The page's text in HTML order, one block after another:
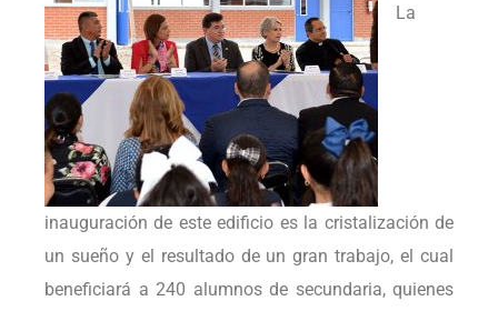
La
inauguración de este edificio es la cristalización de
un sueño y el resultado de un gran trabajo, el cual
beneficiará a 240 alumnos de secundaria, quienes